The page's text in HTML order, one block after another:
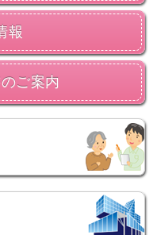
報
ご案内